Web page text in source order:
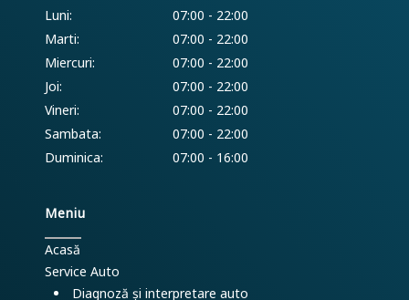
Luni:
07:00 - 22:00
Marti:
07:00 - 22:00
Miercuri:
07:00 - 22:00
Joi:
07:00 - 22:00
Vineri:
07:00 - 22:00
Sambata:
07:00 - 22:00
Duminica:
07:00 - 16:00
Meniu
Acasă
Service Auto
Diagnoză și interpretare auto